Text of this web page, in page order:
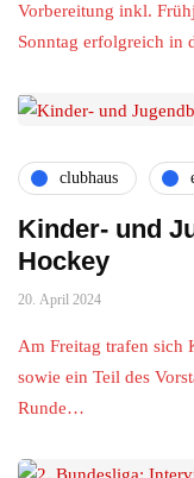
Vorbereitung inkl.
Sonntag erfolgreich in
clubhaus
Kinder- und
Hockey
20. April 2024
Am Freitag trafen sich
sowie ein Teil des
Runde…